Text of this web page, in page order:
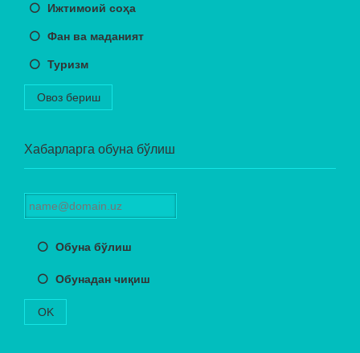
Ижтимоий соҳа
Фан ва маданият
Туризм
Овоз бериш
Хабарларга обуна бўлиш
Обуна бўлиш
Обунадан чиқиш
OK